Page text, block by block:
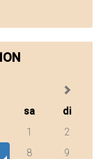
sa
di
1
2
8 9